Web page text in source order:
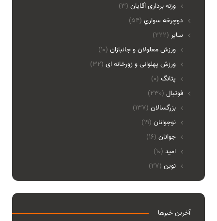
وزنه برداری آقایان (3)
(54) دوچرخه سواري
(222) ساير
ورزش معلولان و جانبازان (10)
ورزش پهلوانی و زورخانه ای (32)
پتانگ (0)
(230) فوتبال
بزرگسالان (137)
نوجوانان (19)
جوانان (16)
امید (10)
نوین (27)
آخرین خبرها